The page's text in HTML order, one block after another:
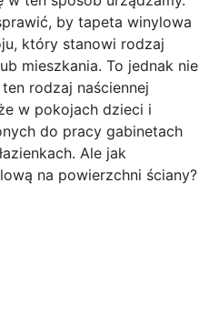
by tapeta winylowa
który stanowi rodzaj
mieszkania. To jednak nie
rodzaj naściennej
w pokojach dzieci i
do pracy gabinetach
Ale jak
na powierzchni ściany?